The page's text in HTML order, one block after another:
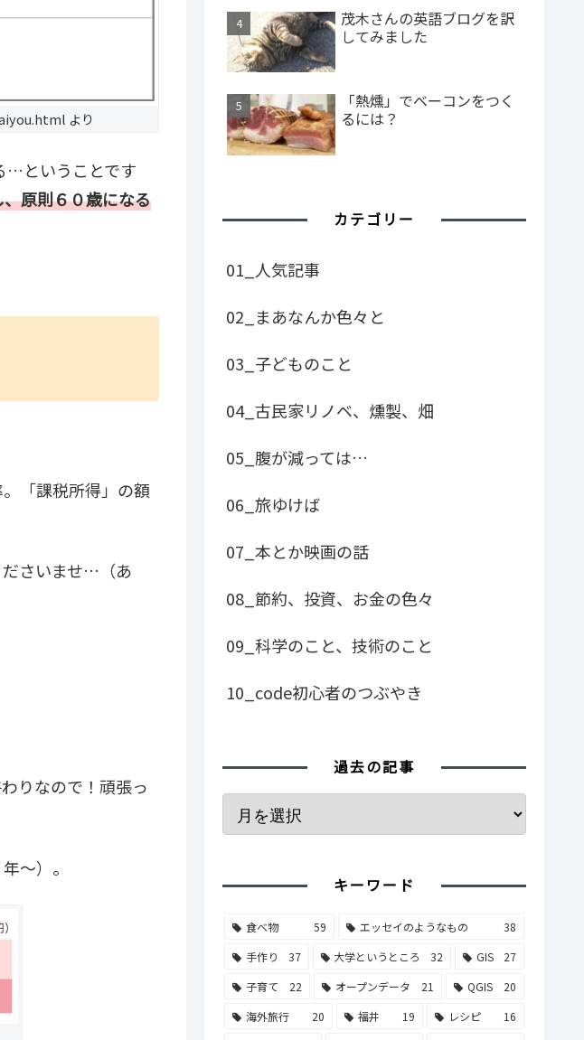
より
…ということです
原則６０歳になる
「課税所得」の額
さいませ…（あ
りなので！頑張っ
～）。
茂木さんの英語ブログを訳
してみました
「熱燻」でベーコンをつく
るには？
カテゴリー
01_人気記事
02_まあなんか色々と
03_子どものこと
04_古民家リノベ、燻製、畑
05_腹が減っては…
06_旅ゆけば
07_本とか映画の話
08_節約、投資、お金の色々
09_科学のこと、技術のこと
10_code初心者のつぶやき
過去の記事
キーワード
食べ物 59 エッセイのようなもの
38
手作り
37 大学というところ 32 GIS
27
子育て
22 オープンデータ 21 QGIS
20
海外旅行
20 福井 19 レシピ
16